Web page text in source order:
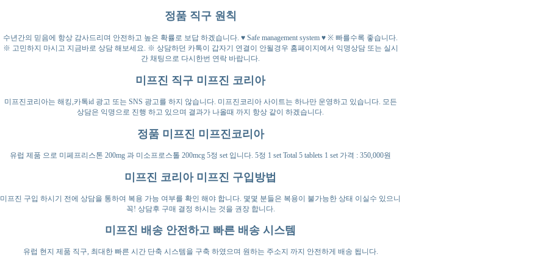
정품 직구 원칙
수년간의 믿음에 항상 감사드리며 안전하고 높은 확률로 보답 하겠습니다. ♥ Safe management system ♥ ※ 빠를수록 좋습니다.
※ 고민하지 마시고 지금바로 상담 해보세요. ※ 상담하던 카톡이 갑자기 연결이 안될경우 홈페이지에서 익명상담 또는 실시
간 채팅으로 다시한번 연락 바랍니다.
미프진 직구 미프진 코리아
미프진코리아는 해킹,카톡id 광고 또는 SNS 광고를 하지 않습니다. 미프진코리아 사이트는 하나만 운영하고 있습니다. 모든
상담은 익명으로 진행 하고 있으며 결과가 나올때 까지 항상 같이 하겠습니다.
정품 미프진 미프진코리아
유럽 제품 으로 미페프리스톤 200mg 과 미소프로스톨 200mcg 5정 set 입니다. 5정 1 set Total 5 tablets 1 set 가격 : 350,000원
미프진 코리아 미프진 구입방법
미프진 구입 하시기 전에 상담을 통하여 복용 가능 여부를 확인 해야 합니다. 몇몇 분들은 복용이 불가능한 상태 이실수 있으니
꼭! 상담후 구매 결정 하시는 것을 권장 합니다.
미프진 배송 안전하고 빠른 배송 시스템
유럽 현지 제품 직구, 최대한 빠른 시간 단축 시스템을 구축 하였으며 원하는 주소지 까지 안전하게 배송 됩니다.